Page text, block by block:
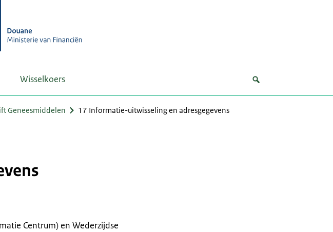
Wisselkoers
Geneesmiddelen 17 Informatie-uitwisseling en adresgegevens
Centrum) en Wederzijdse